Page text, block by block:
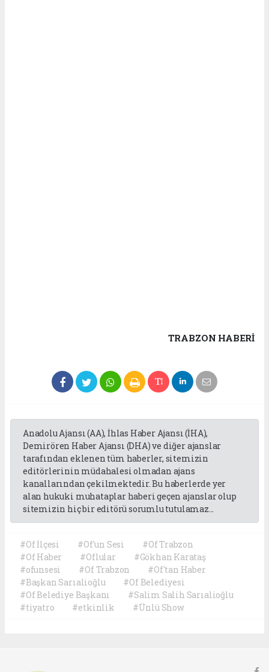
TRABZON HABERİ
Anadolu Ajansı (AA), İhlas Haber Ajansı (İHA),
Demirören Haber Ajansı (DHA) ve diğer ajanslar
tarafından eklenen tüm haberler, sitemizin
editörlerinin müdahalesi olmadan ajans
kanallarından çekilmektedir. Bu haberlerde yer
alan hukuki muhataplar haberi geçen ajanslar olup
sitemizin hiç bir editörü sorumlu tutulamaz...
#Of İlçesi #Of'un Sesi
#Of Trabzon
#Of Haber
#Oflular
#Gökhan Karataş
#ofunsesi
#Of Trabzon
#Of'tan Haber
#Başkan Sarıalioğlu
#Of Belediyesi
#Of Belediye Başkanı
#Salim Salih Sarıalioğlu
#tiyatro
#etkinlik #Ünlü Show